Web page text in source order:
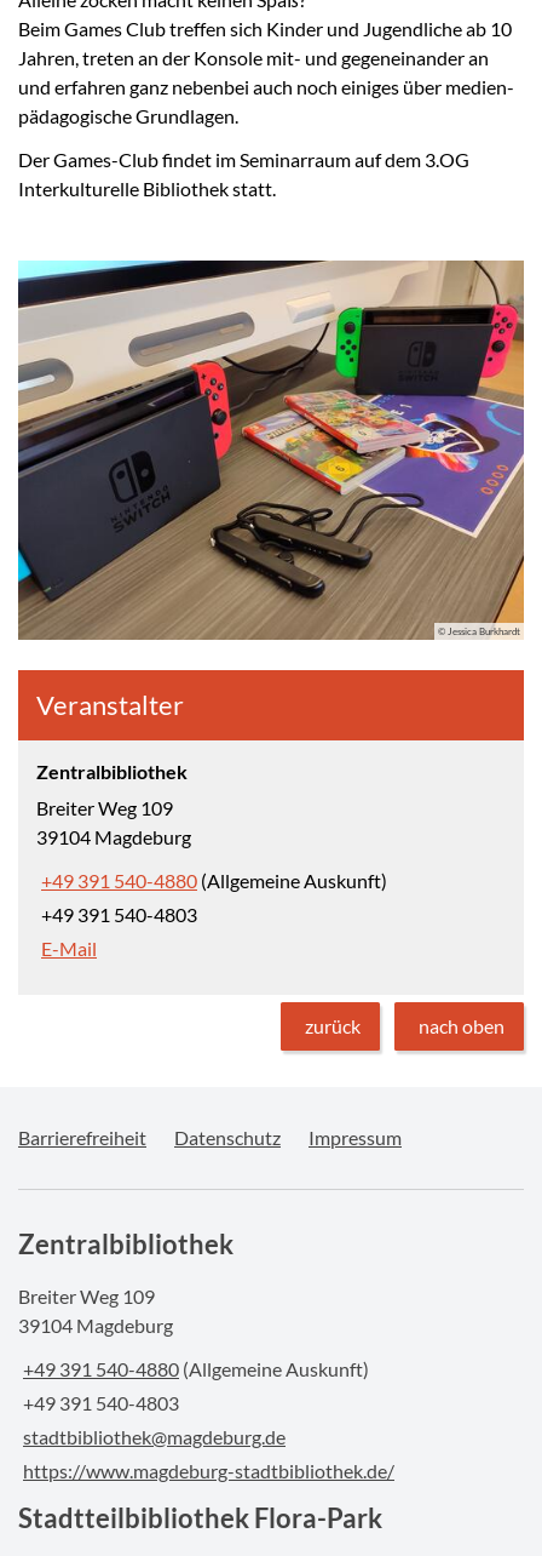
Beim Games Club treffen sich Kinder und Jugendliche ab 10
Jahren, treten an der Konsole mit- und gegeneinander an
und erfahren ganz nebenbei auch noch einiges über medien-
pädagogische Grundlagen.
Der Games-Club findet im Seminarraum auf dem 3.OG
Interkulturelle Bibliothek statt.
© Jessica Burkhardt
Veranstalter
Zentralbibliothek
Breiter Weg 109
39104 Magdeburg
+49 391 540-4880 (Allgemeine Auskunft)
+49 391 540-4803
E-Mail
zurück nach oben
Barrierefreiheit Datenschutz Impressum
Zentralbibliothek
Breiter Weg 109
39104 Magdeburg
+49 391 540-4880 (Allgemeine Auskunft)
+49 391 540-4803
stadtbibliothek@magdeburg.de
https://www.magdeburg-stadtbibliothek.de/
Stadtteilbibliothek Flora-Park